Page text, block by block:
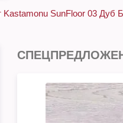
Kastamonu SunFloor 03 Дуб